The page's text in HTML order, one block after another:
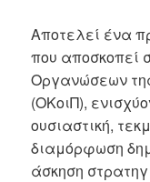
Αποτελεί ένα
που αποσκοπεί
Οργανώσεων
(ΟΚοιΠ),
ουσιαστική,
διαμόρφωση
άσκηση